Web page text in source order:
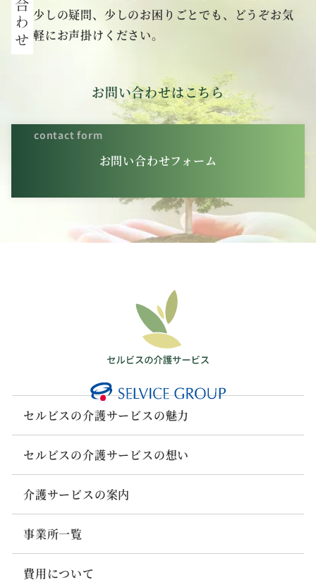
少しの疑問、少しのお困りごとでも、どうぞお気
軽にお声掛けください。
お問い合わせはこちら
contact form
お問い合わせフォーム
セルビスの介護サービスの魅力
セルビスの介護サービスの想い
介護サービスの案内
事業所一覧
費用について